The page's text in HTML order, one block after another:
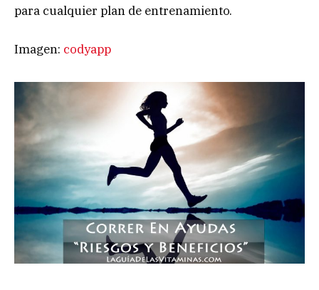
para cualquier plan de entrenamiento.
Imagen: codyapp